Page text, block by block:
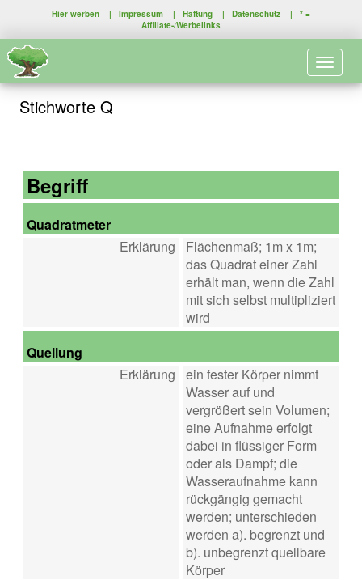
Hier werben | Impressum | Haftung | Datenschutz | * =
Affiliate-/Werbelinks
Stichworte Q
Begriff
Quadratmeter
Erklärung
Flächenmaß; 1m x 1m;
das Quadrat einer Zahl
erhält man, wenn die Zahl
mit sich selbst multipliziert
wird
Quellung
Erklärung
ein fester Körper nimmt
Wasser auf und
vergrößert sein Volumen;
eine Aufnahme erfolgt
dabei in flüssiger Form
oder als Dampf; die
Wasseraufnahme kann
rückgängig gemacht
werden; unterschieden
werden a). begrenzt und
b). unbegrenzt quellbare
Körper